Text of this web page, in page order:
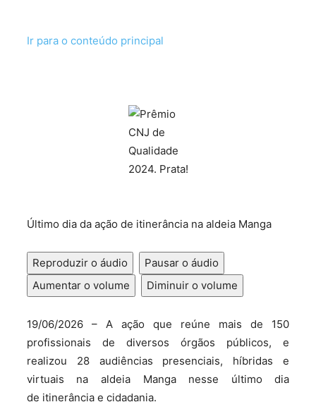
Ir para o conteúdo principal
Último dia da ação de itinerância na aldeia Manga
Reproduzir o áudio
Pausar o áudio
Aumentar o volume
Diminuir o volume
19/06/2026 – A ação que reúne mais de 150
profissionais de diversos órgãos públicos, e
realizou 28 audiências presenciais, híbridas e
virtuais na aldeia Manga nesse último dia
de itinerância e cidadania.